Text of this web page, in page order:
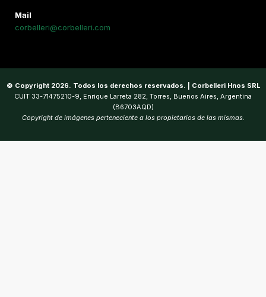
Mail
corbelleri@corbelleri.com
© Copyright 2026. Todos los derechos reservados. | Corbelleri Hnos SRL
CUIT 33-71475210-9, Enrique Larreta 282, Torres, Buenos Aires, Argentina
(B6703AQD)
Copyright de imágenes perteneciente a los propietarios de las mismas.